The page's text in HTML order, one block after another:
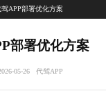
驾APP部署优化方案
部署优化方案
05-26 代驾APP